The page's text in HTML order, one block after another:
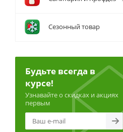
Сезонный товар
Будьте всегда в
курсе!
Узнавайте о скидках и акциях
первым